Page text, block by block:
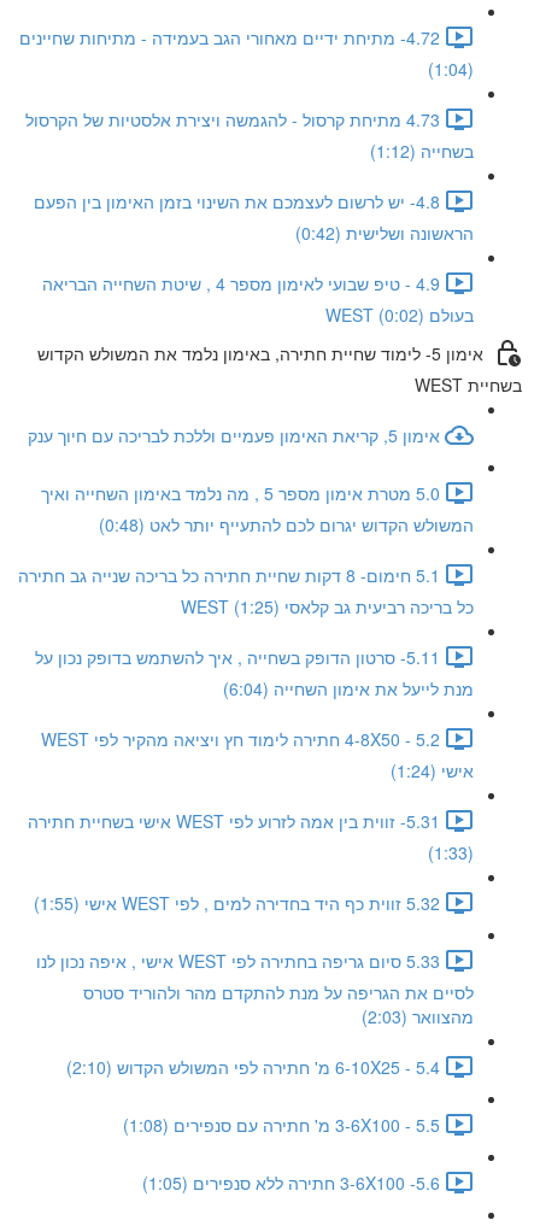
4.72- מתיחת ידיים מאחורי הגב בעמידה - מתיחות שחיינים
(1:04)
4.73 מתיחת קרסול - להגמשה ויצירת אלסטיות של הקרסול
בשחייה (1:12)
4.8- יש לרשום לעצמכם את השינוי בזמן האימון בין הפעם
הראשונה ושלישית (0:42)
4.9 - טיפ שבועי לאימון מספר 4 , שיטת השחייה הבריאה
בעולם WEST (0:02)
אימון 5- לימוד שחיית חתירה, באימון נלמד את המשולש הקדוש
בשחיית WEST
אימון 5, קריאת האימון פעמיים וללכת לבריכה עם חיוך ענק
5.0 מטרת אימון מספר 5 , מה נלמד באימון השחייה ואיך
המשולש הקדוש יגרום לכם להתעייף יותר לאט (0:48)
5.1 חימום- 8 דקות שחיית חתירה כל בריכה שנייה גב חתירה
כל בריכה רביעית גב קלאסי WEST (1:25)
5.11- סרטון הדופק בשחייה , איך להשתמש בדופק נכון על
מנת לייעל את אימון השחייה (6:04)
5.2 - 4-8X50 חתירה לימוד חץ ויציאה מהקיר לפי WEST
אישי (1:24)
5.31- זווית בין אמה לזרוע לפי WEST אישי בשחיית חתירה
(1:33)
5.32 זווית כף היד בחדירה למים , לפי WEST אישי (1:55)
5.33 סיום גריפה בחתירה לפי WEST אישי , איפה נכון לנו
לסיים את הגריפה על מנת להתקדם מהר ולהוריד סטרס
מהצוואר (2:03)
5.4 - 6-10X25 מ' חתירה לפי המשולש הקדוש (2:10)
5.5 - 3-6X100 מ' חתירה עם סנפירים (1:08)
5.6- 3-6X100 חתירה ללא סנפירים (1:05)